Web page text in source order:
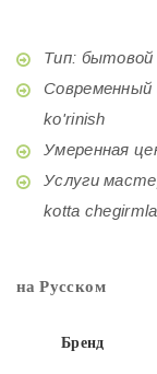
Тип: бытовой
Современный
ko'rinish
Умеренная
Услуги
kotta
на Русском
Бренд